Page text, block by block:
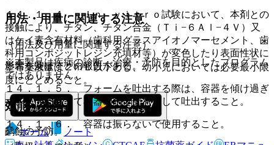
１４．１．４． Ｉｎ ｖｉｔｒｏ試験において、本剤との
接触により、チタン、チタン合金（Ｔｉ−６Ａｌ−４Ｖ）又
はケイ素含有材料（歯科用グラスアイオノマーセメント、歯
科用コンポジットレジン充填材等）が変色したり表面性状に
影響を及ぼすとの報告がある。
１４．１．５． フォームを吐出する際は、容器を傾け過ぎ
ず、タテに持って容器の胴体部を押して吐出すること。
１４．１．６． 容器は振らないで使用すること。
用法・用量に関連する注意
（用法及び用量に関連する注意）
塗布薬液量は２ｍＬ以下とし、幼小児においては必要最小限
度にとどめること。
効能・効果
齲蝕の予防。
※本製品は疾病の診断・治療・予防を目的としたプログラム
ではありません。
ホーム
ノート